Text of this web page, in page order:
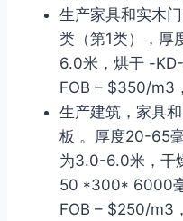
生产家具和实木
类（第1类），
6.0米，烘干 -
FOB – $350/m3
生产建筑，家具
板 。厚度20-65
为3.0-6.0米，干
50 *300* 6000
FOB – $250/m3